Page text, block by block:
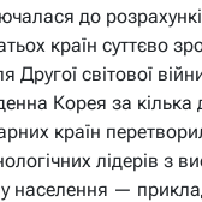
до
країн суттєво
Другої світової
Корея за кілька
країн
лідерів з
населення —